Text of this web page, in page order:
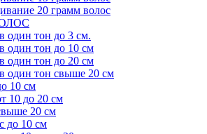
20 грамм волос
один тон до 3 см.
один тон до 10 см
один тон до 20 см
один тон свыше 20 см
10 см
10 до 20 см
20 см
до 10 см